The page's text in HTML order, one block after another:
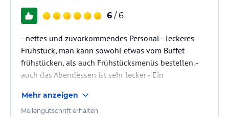
6 / 6
- nettes und zuvorkommendes Personal - leckeres
Frühstück, man kann sowohl etwas vom Buffet
frühstücken, als auch Frühstücksmenüs bestellen. -
auch das Abendessen ist sehr lecker - Ein
eine Auswahl an vegetarischen und veganen
Gerichten. - Gemuetliche und saubere Zimmer. - Die
Mehr anzeigen
Meilengutschrift erhalten